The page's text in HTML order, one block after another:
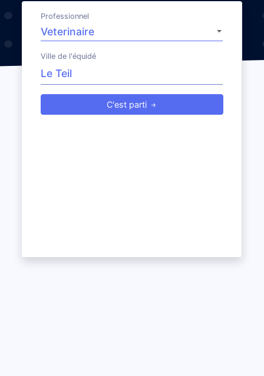
Professionnel
Ville de l'équidé
C'est parti